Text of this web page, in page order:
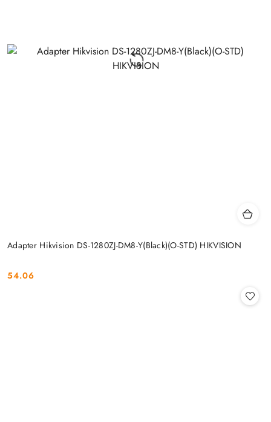
Adapter Hikvision DS-1280ZJ-DM8-Y(Black)(O-STD) HIKVISION
Cena:
54.06